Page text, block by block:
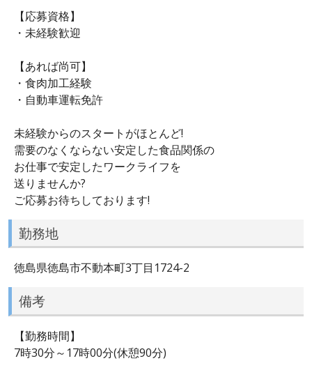
【応募資格】
・未経験歓迎
【あれば尚可】
・食肉加工経験
・自動車運転免許
未経験からのスタートがほとんど!
需要のなくならない安定した食品関係の
お仕事で安定したワークライフを
送りませんか?
ご応募お待ちしております!
勤務地
徳島県徳島市不動本町3丁目1724-2
備考
【勤務時間】
7時30分～17時00分(休憩90分)